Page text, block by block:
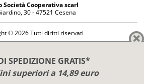
SPEDIZIONE GRATIS*
superiori a 14,89 euro
Società Cooperativa scarl
30 - 47521 Cesena
© 2026 Tutti diritti riservati
Diritto di reso
Disclaimer
Privacy Policy